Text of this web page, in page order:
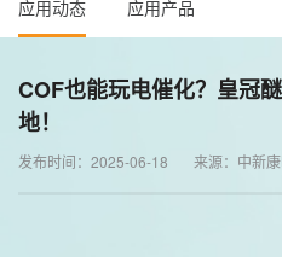
应用动态 应用产品
COF也能玩电催化？皇冠
地！
发布时间：2025-06-18 来源：中新康